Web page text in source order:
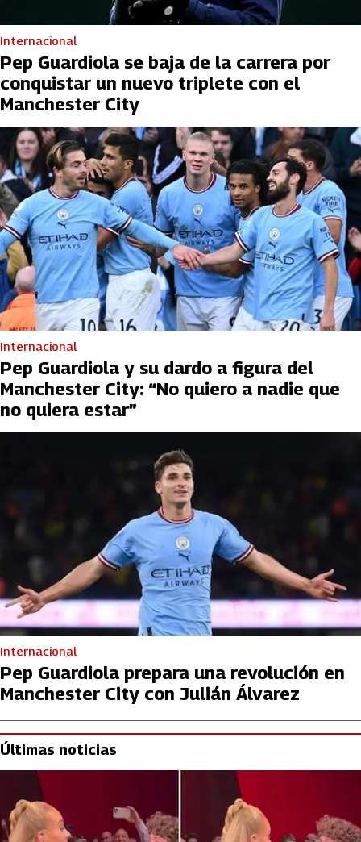
Internacional
Pep Guardiola se baja de la carrera por
conquistar un nuevo triplete con el
Manchester City
Internacional
Pep Guardiola y su dardo a figura del
Manchester City: “No quiero a nadie que
no quiera estar”
Internacional
Pep Guardiola prepara una revolución en
Manchester City con Julián Álvarez
Últimas noticias